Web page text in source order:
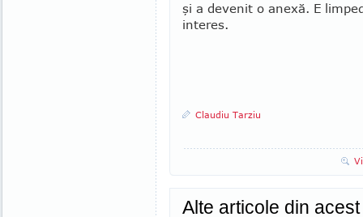
şi a devenit o anexă. E
interes.
Claudiu Tarziu
Alte articole din